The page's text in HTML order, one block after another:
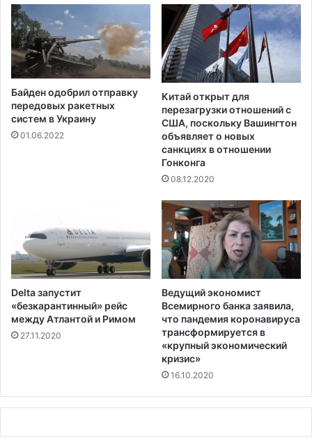
о
Д
и
К
а
н
и
о
?
u
r
o
-
2
0
1
6
?
Байден одобрил отправку
передовых ракетных
систем в Украину
01.06.2022
Китай открыт для
перезагрузки отношений с
США, поскольку Вашингтон
объявляет о новых
санкциях в отношении
Гонконга
08.12.2020
Delta запустит
«безкарантинный» рейс
между Атлантой и Римом
27.11.2020
Ведущий экономист
Всемирного банка заявила,
что пандемия коронавируса
трансформируется в
«крупный экономический
кризис»
16.10.2020